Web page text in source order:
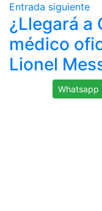
Entrada siguiente
¿Llegará a
médico
Lionel
Whatsapp